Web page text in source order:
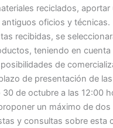
reciclados, aportar
antiguos oficios y
recibidas, se
teniendo en cuenta
de
de presentación de
de octubre a las 12:00
un máximo de dos
y consultas sobre esta